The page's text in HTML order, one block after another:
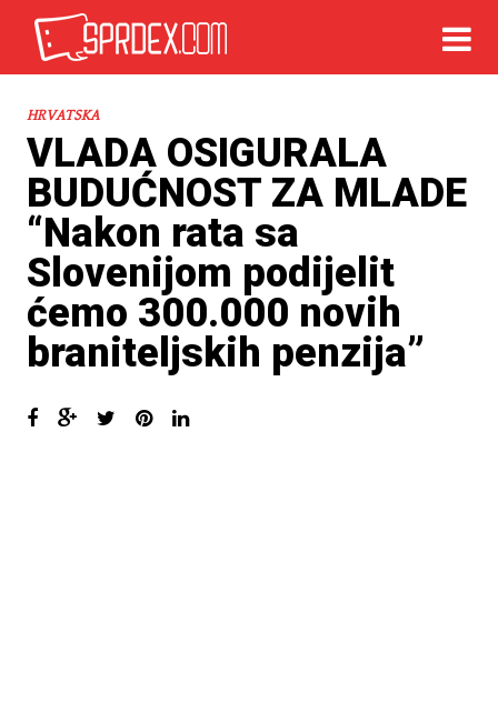
HRVATSKA
VLADA OSIGURALA
BUDUĆNOST ZA MLADE
“Nakon rata sa
Slovenijom podijelit
ćemo 300.000 novih
braniteljskih penzija”